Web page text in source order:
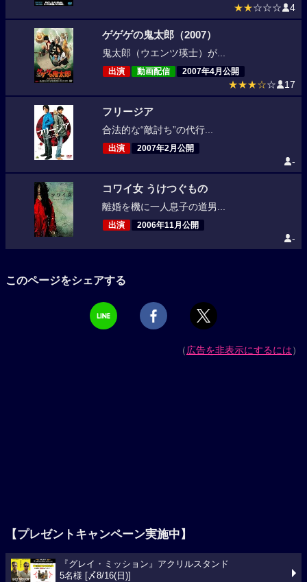
★★☆☆☆ 4
ゲゲゲの鬼太郎（2007）
鬼太郎（ウエンツ瑛士）が...
出演 動画配信 2007年4月公開
★★★☆☆ 17
フリージア
合法的な“敵討ち”の代行...
出演 2007年2月公開
-
コワイ女 うけつぐもの
離婚を機に一人息子の道男...
出演 2006年11月公開
-
このページをシェアする
（広告を非表示にするには）
【プレゼントキャンペーン実施中】
『グレイ・ミッション』アクリルスタンド
5名様 [〆8/16(日)]